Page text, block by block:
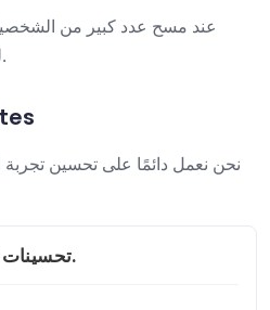
عند مسح عدد كبير من
لفرصة تحقيق أعلى النقاط.
نحن نعمل دائمًا على تحسين
تحسينات في الأداء العام للتطبيق.